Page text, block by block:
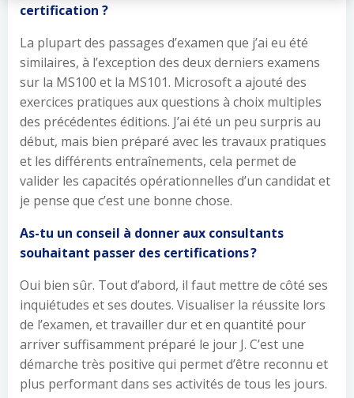
certification ?
La plupart des passages d’examen que j’ai eu été
similaires, à l’exception des deux derniers examens
sur la MS100 et la MS101. Microsoft a ajouté des
exercices pratiques aux questions à choix multiples
des précédentes éditions. J’ai été un peu surpris au
début, mais bien préparé avec les travaux pratiques
et les différents entraînements, cela permet de
valider les capacités opérationnelles d’un candidat et
je pense que c’est une bonne chose.
As-tu un conseil à donner aux consultants
souhaitant passer des certifications ?
Oui bien sûr. Tout d’abord, il faut mettre de côté ses
inquiétudes et ses doutes. Visualiser la réussite lors
de l’examen, et travailler dur et en quantité pour
arriver suffisamment préparé le jour J. C’est une
démarche très positive qui permet d’être reconnu et
plus performant dans ses activités de tous les jours.